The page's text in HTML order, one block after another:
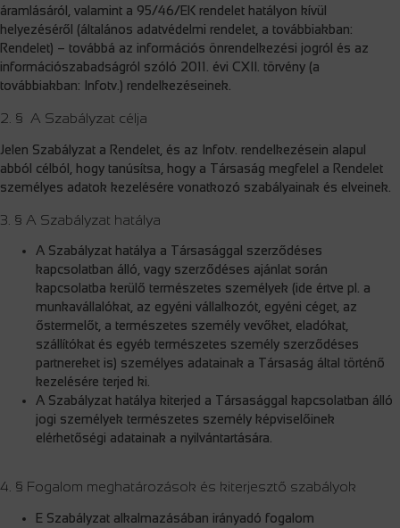
áramlásáról, valamint a 95/46/EK rendelet hatályon kívül
helyezéséről (általános adatvédelmi rendelet, a továbbiakban:
Rendelet) – továbbá az információs önrendelkezési jogról és az
információszabadságról szóló 2011. évi CXII. törvény (a
továbbiakban: Infotv.) rendelkezéseinek.
2. § A Szabályzat célja
Jelen Szabályzat a Rendelet, és az Infotv. rendelkezésein alapul
abból célból, hogy tanúsítsa, hogy a Társaság megfelel a Rendelet
személyes adatok kezelésére vonatkozó szabályainak és elveinek.
3. § A Szabályzat hatálya
A Szabályzat hatálya a Társasággal szerződéses
kapcsolatban álló, vagy szerződéses ajánlat során
kapcsolatba kerülő természetes személyek (ide értve pl. a
munkavállalókat, az egyéni vállalkozót, egyéni céget, az
őstermelőt, a természetes személy vevőket, eladókat,
szállítókat és egyéb természetes személy szerződéses
partnereket is) személyes adatainak a Társaság által történő
kezelésére terjed ki.
A Szabályzat hatálya kiterjed a Társasággal kapcsolatban álló
jogi személyek természetes személy képviselőinek
elérhetőségi adatainak a nyilvántartására.
4. § Fogalom meghatározások és kiterjesztő szabályok
E Szabályzat alkalmazásában irányadó fogalom